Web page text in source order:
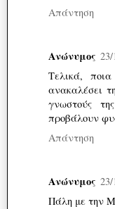
Απάντηση
Ανώνυμος
Τελικά,
ανακαλέσει
γνωστούς
προβάλουν
Απάντηση
Ανώνυμος
Πάλη με την